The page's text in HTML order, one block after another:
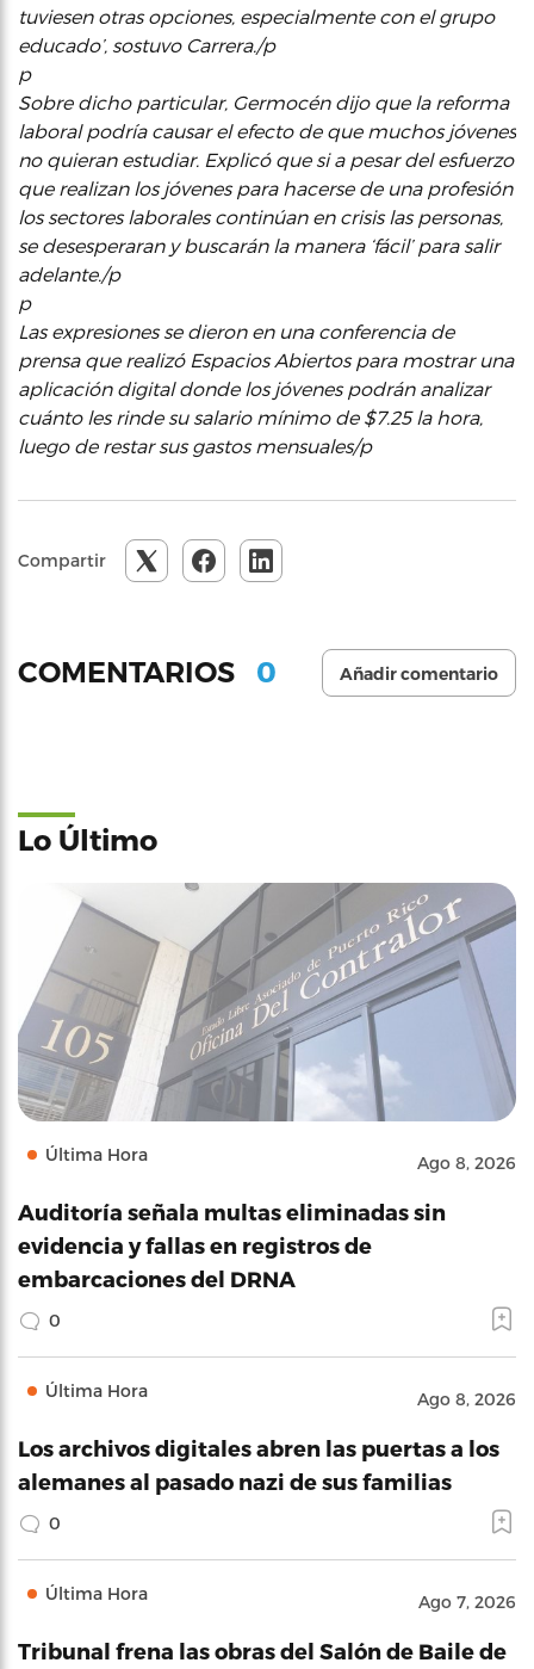
tuviesen otras opciones, especialmente con el grupo
educado’, sostuvo Carrera./p
p
Sobre dicho particular, Germocén dijo que la reforma
laboral podría causar el efecto de que muchos jóvenes
no quieran estudiar. Explicó que si a pesar del esfuerzo
que realizan los jóvenes para hacerse de una profesión
los sectores laborales continúan en crisis las personas,
se desesperaran y buscarán la manera ‘fácil’ para salir
adelante./p
p
Las expresiones se dieron en una conferencia de
prensa que realizó Espacios Abiertos para mostrar una
aplicación digital donde los jóvenes podrán analizar
cuánto les rinde su salario mínimo de $7.25 la hora,
luego de restar sus gastos mensuales/p
Compartir
COMENTARIOS 0 Añadir comentario
Lo Último
Última Hora Ago 8, 2026
Auditoría señala multas eliminadas sin
evidencia y fallas en registros de
embarcaciones del DRNA
0
Última Hora Ago 8, 2026
Los archivos digitales abren las puertas a los
alemanes al pasado nazi de sus familias
0
Última Hora Ago 7, 2026
Tribunal frena las obras del Salón de Baile de